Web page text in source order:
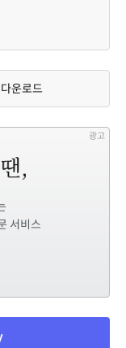
다운로드
광고
서비스